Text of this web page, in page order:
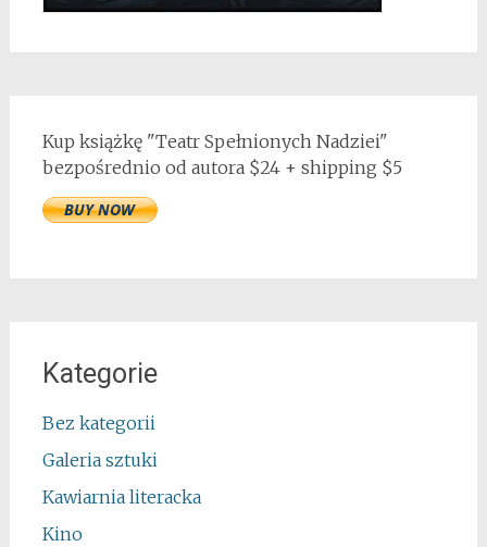
Kup książkę "Teatr Spełnionych Nadziei"
bezpośrednio od autora $24 + shipping $5
Kategorie
Bez kategorii
Galeria sztuki
Kawiarnia literacka
Kino